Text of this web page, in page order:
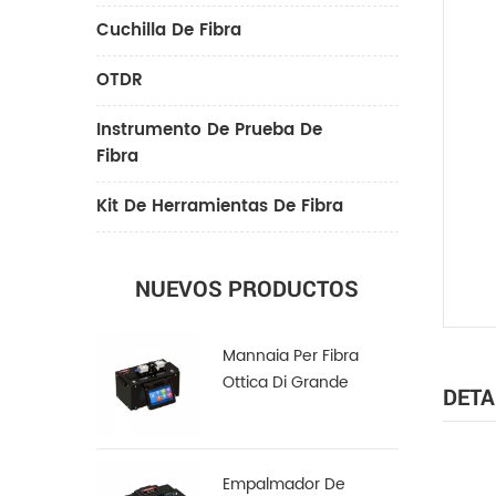
Cuchilla De Fibra
OTDR
Instrumento De Prueba De
Fibra
Kit De Herramientas De Fibra
NUEVOS PRODUCTOS
Mannaia Per Fibra
Ottica Di Grande
Empalmador De